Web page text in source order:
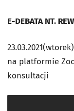
E-DEBATA NT.
na platformie
konsultacji